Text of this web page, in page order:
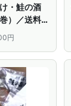
・鮭の酒
）／送料
シヒカリ
品 名産品
歳暮 お礼
返し のし対
円